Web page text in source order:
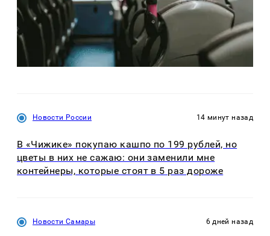
Новости России 14 минут назад
В «Чижике» покупаю кашпо по 199 рублей, но
цветы в них не сажаю: они заменили мне
контейнеры, которые стоят в 5 раз дороже
Новости Самары 6 дней назад